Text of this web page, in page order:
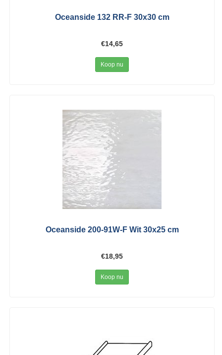
Oceanside 132 RR-F 30x30 cm
€14,65
Koop nu
Oceanside 200-91W-F Wit 30x25 cm
€18,95
Koop nu